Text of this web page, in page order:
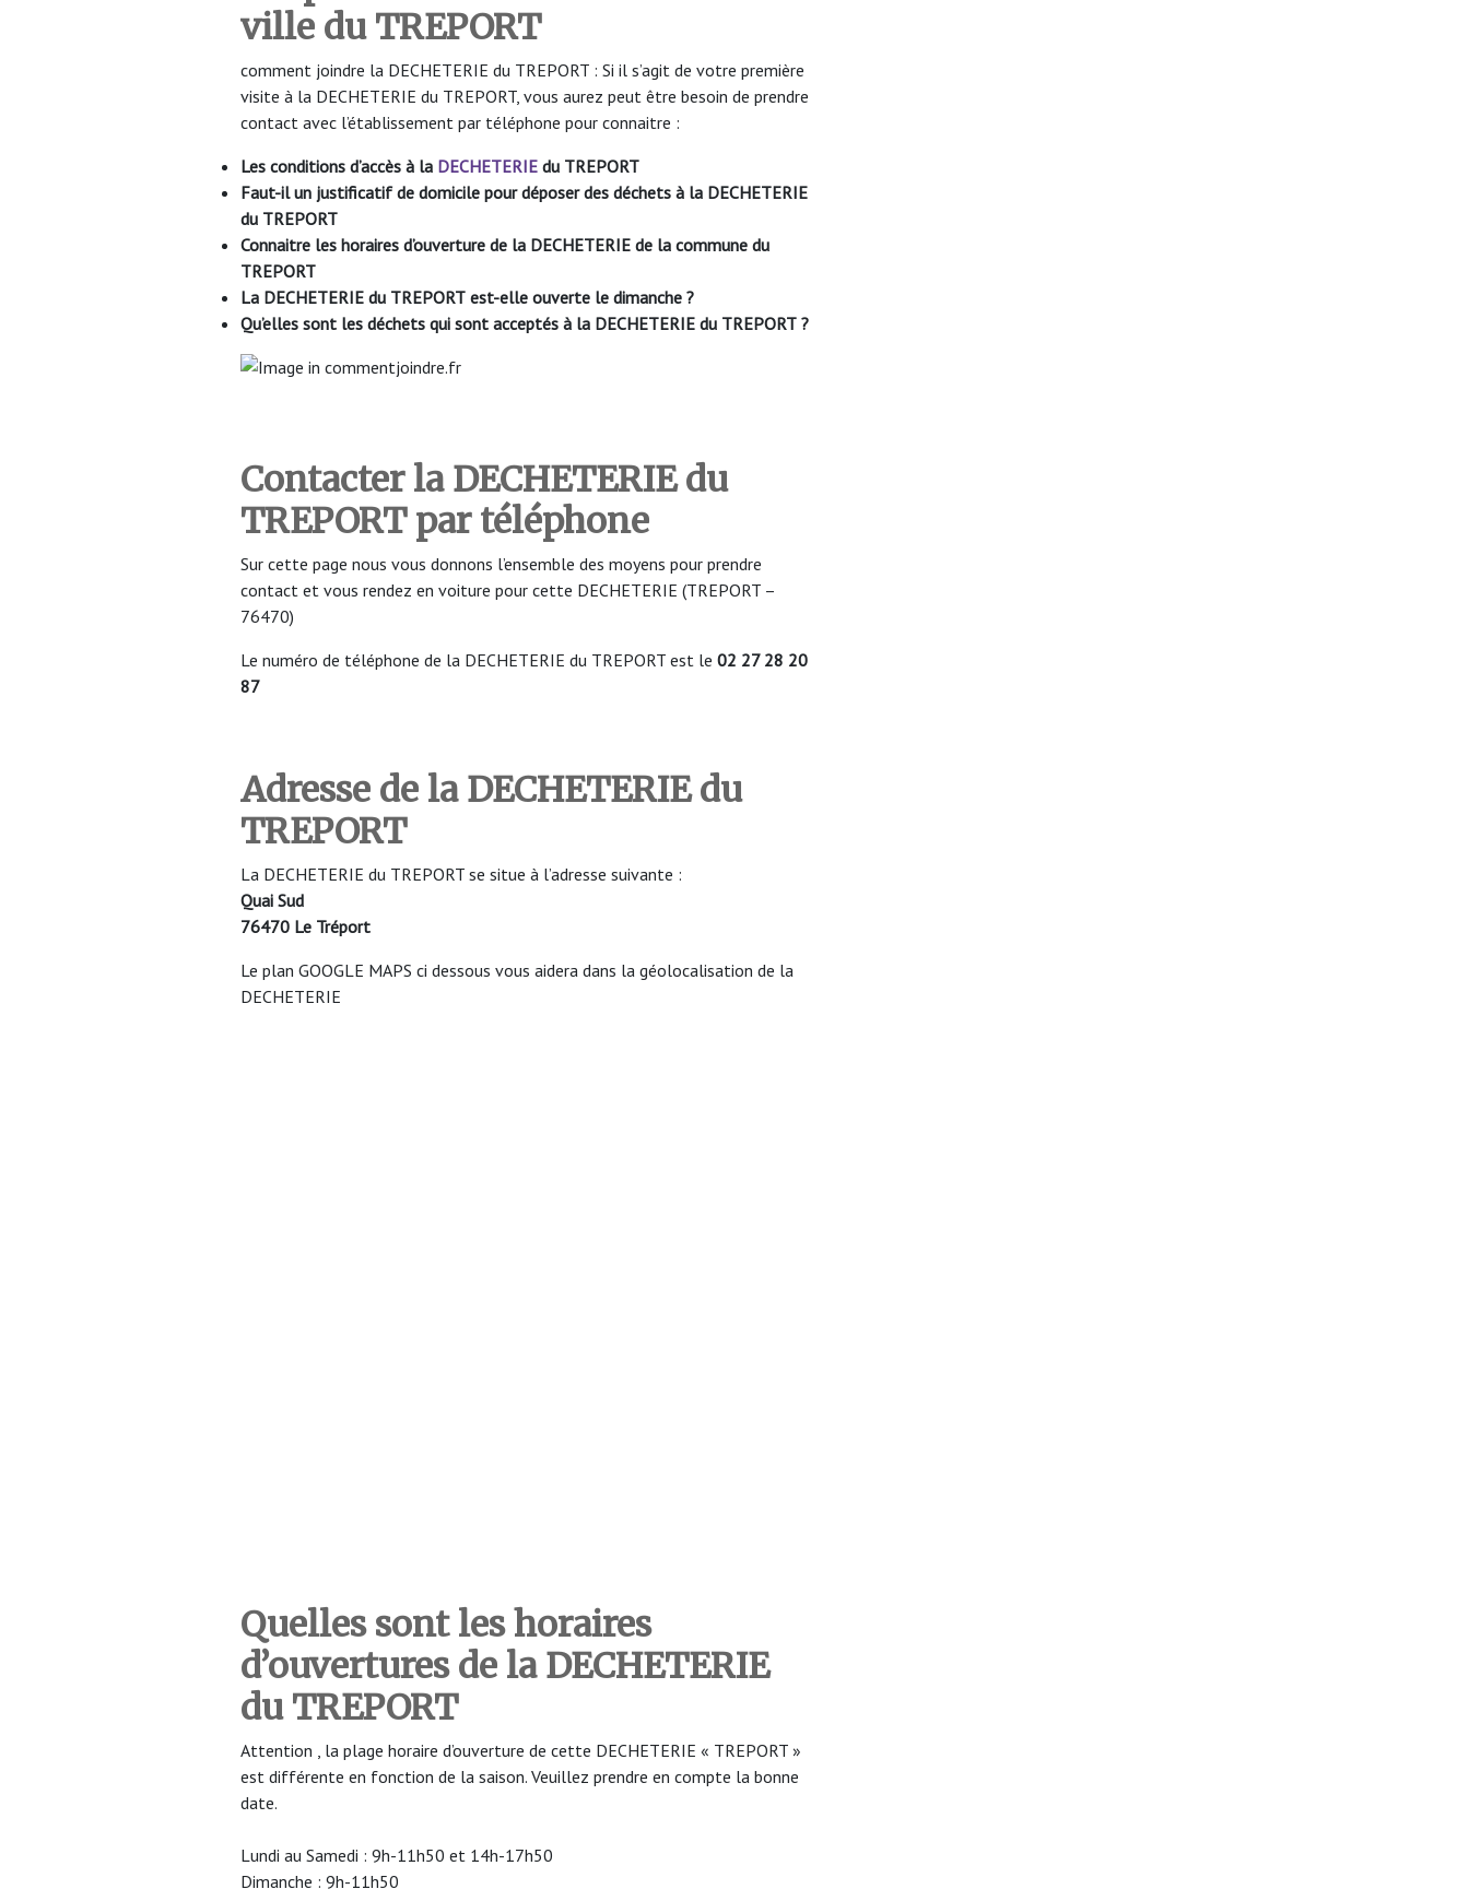
ville du TREPORT
comment joindre la DECHETERIE du TREPORT : Si il s’agit de votre première
visite à la DECHETERIE du TREPORT, vous aurez peut être besoin de prendre
contact avec l’établissement par téléphone pour connaitre :
Les conditions d’accès à la DECHETERIE du TREPORT
Faut-il un justificatif de domicile pour déposer des déchets à la DECHETERIE
du TREPORT
Connaitre les horaires d’ouverture de la DECHETERIE de la commune du
TREPORT
La DECHETERIE du TREPORT est-elle ouverte le dimanche ?
Qu’elles sont les déchets qui sont acceptés à la DECHETERIE du TREPORT ?
Contacter la DECHETERIE du
TREPORT par téléphone
Sur cette page nous vous donnons l’ensemble des moyens pour prendre
contact et vous rendez en voiture pour cette DECHETERIE (TREPORT –
76470)
Le numéro de téléphone de la DECHETERIE du TREPORT est le 02 27 28 20
87
Adresse de la DECHETERIE du
TREPORT
La DECHETERIE du TREPORT se situe à l’adresse suivante :
Quai Sud
76470 Le Tréport
Le plan GOOGLE MAPS ci dessous vous aidera dans la géolocalisation de la
DECHETERIE
Quelles sont les horaires
d’ouvertures de la DECHETERIE
du TREPORT
Attention , la plage horaire d’ouverture de cette DECHETERIE « TREPORT »
est différente en fonction de la saison. Veuillez prendre en compte la bonne
date.
Lundi au Samedi : 9h-11h50 et 14h-17h50
Dimanche : 9h-11h50